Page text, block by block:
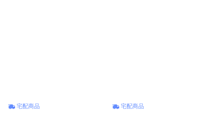
宅配商品 宅配商品